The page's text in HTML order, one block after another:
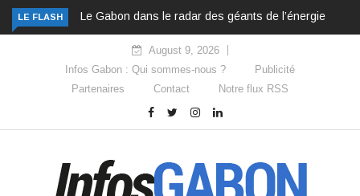
LE FLASH Le Gabon dans le radar des géants de l’énergie
August 9, 2026
Infos Gabon : Qui sommes-nous ?
Publicité
Partenaires
Contact Notre flux RSS